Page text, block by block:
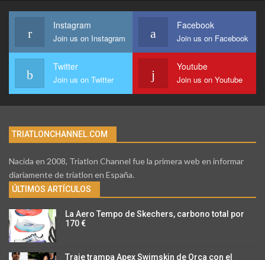
Instagram
Join us on Instagram
Facebook
Join us on Facebook
Twitter
Join us on Twitter
Youtube
Join us on Youtube
TRIATLONCHANNEL.COM
Nacida en 2008, Triatlon Channel fue la primera web en informar
diariamente de triatlon en España.
ÚLTIMOS ARTÍCULOS
La Aero Tempo de Skechers, carbono total por
170 €
Traje trampa Apex Swimskin de Orca con el